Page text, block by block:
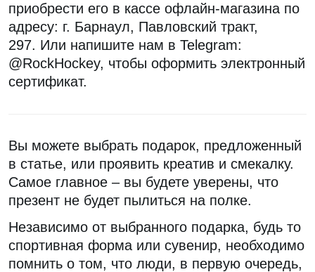
приобрести его в кассе офлайн-магазина по
адресу: г. Барнаул, Павловский тракт,
297. Или напишите нам в Telegram:
@RockHockey, чтобы оформить электронный
сертификат.
Вы можете выбрать подарок, предложенный
в статье, или проявить креатив и смекалку.
Самое главное – вы будете уверены, что
презент не будет пылиться на полке.
Независимо от выбранного подарка, будь то
спортивная форма или сувенир, необходимо
помнить о том, что люди, в первую очередь,